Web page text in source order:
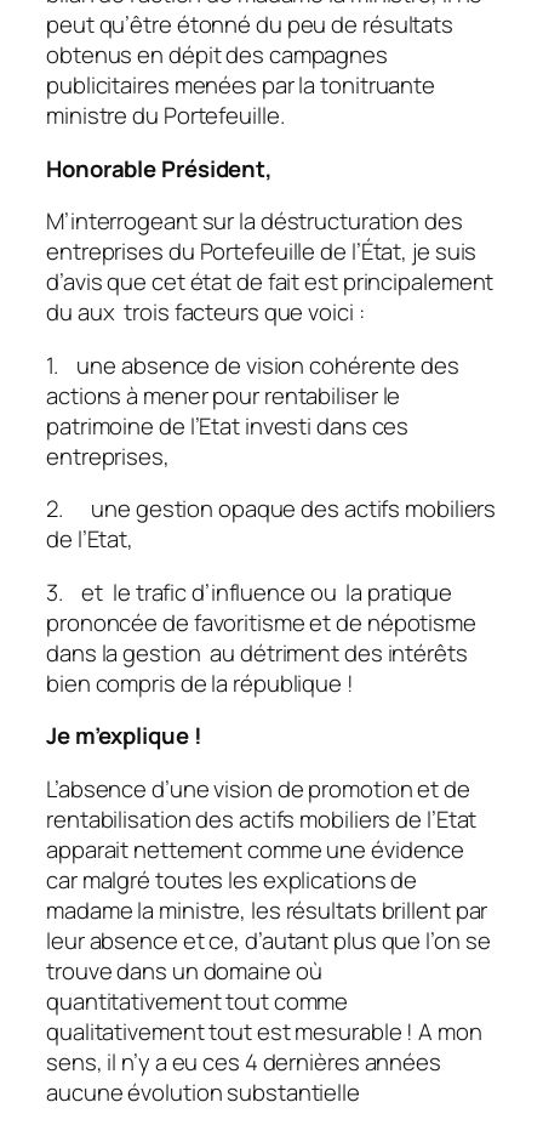
peut qu’être étonné du peu de résultats
obtenus en dépit des campagnes
publicitaires menées par la tonitruante
ministre du Portefeuille.
Honorable Président,
M’interrogeant sur la déstructuration des
entreprises du Portefeuille de l’État, je suis
d’avis que cet état de fait est principalement
du aux trois facteurs que voici :
1. une absence de vision cohérente des
actions à mener pour rentabiliser le
patrimoine de l’Etat investi dans ces
entreprises,
2. une gestion opaque des actifs mobiliers
de l’Etat,
3. et le trafic d’influence ou la pratique
prononcée de favoritisme et de népotisme
dans la gestion au détriment des intérêts
bien compris de la république !
Je m’explique !
L’absence d’une vision de promotion et de
rentabilisation des actifs mobiliers de l’Etat
apparait nettement comme une évidence
car malgré toutes les explications de
madame la ministre, les résultats brillent par
leur absence et ce, d’autant plus que l’on se
trouve dans un domaine où
quantitativement tout comme
qualitativement tout est mesurable ! A mon
sens, il n’y a eu ces 4 dernières années
aucune évolution substantielle